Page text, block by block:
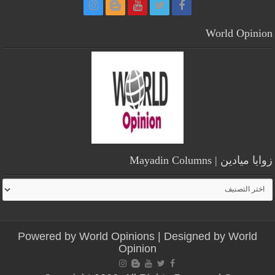
World Opinion
زوايا ميادين | Mayadin Columns
زوايا
ميادين
Mayadin
Powered byWorld Opinions | Designed byWorld
Opinion